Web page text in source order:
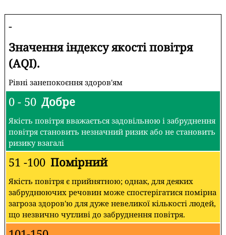
-
Значення індексу якості повітря
(AQI).
Рівні занепокоєння здоров'ям
0 - 50 Добре
Якість повітря вважається задовільною і забруднення
повітря становить незначний ризик або не становить
ризику взагалі
51 -100 Помірний
Якість повітря є прийнятною; однак, для деяких
забруднюючих речовин може спостерігатися помірна
загроза здоров'ю для дуже невеликої кількості людей,
що незвично чутливі до забруднення повітря.